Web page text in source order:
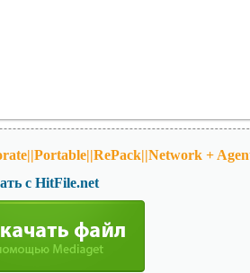
+
с HitFile.net